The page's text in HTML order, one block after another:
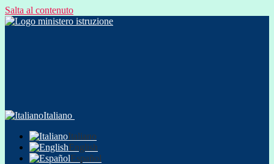
Salta al contenuto
Italiano
Italiano
English
Español